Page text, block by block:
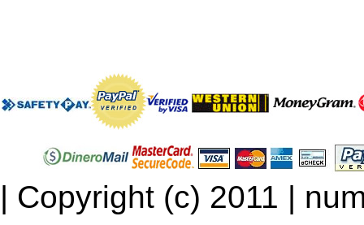
| Copyright (c) 2011 |